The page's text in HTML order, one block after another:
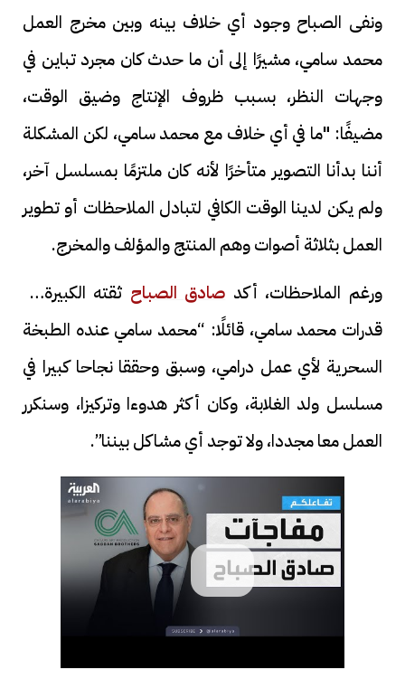
ونفى الصباح وجود أي خلاف بينه وبين مخرج العمل
محمد سامي، مشيرًا إلى أن ما حدث كان مجرد تباين في
وجهات النظر، بسبب ظروف الإنتاج وضيق الوقت،
مضيفًا: "ما في أي خلاف مع محمد سامي، لكن المشكلة
أننا بدأنا التصوير متأخرًا لأنه كان ملتزمًا بمسلسل آخر،
ولم يكن لدينا الوقت الكافي لتبادل الملاحظات أو تطوير
العمل بثلاثة أصوات وهم المنتج والمؤلف والمخرج.
ورغم الملاحظات، أكد صادق الصباح ثقته الكبيرة في
قدرات محمد سامي، قائلًا: “محمد سامي عنده الطبخة
السحرية لأي عمل درامي، وسبق وحققا نجاحا كبيرا في
مسلسل ولد الغلابة، وكان أكثر هدوءا وتركيزا، وسنكرر
العمل معا مجددا، ولا توجد أي مشاكل بيننا”.